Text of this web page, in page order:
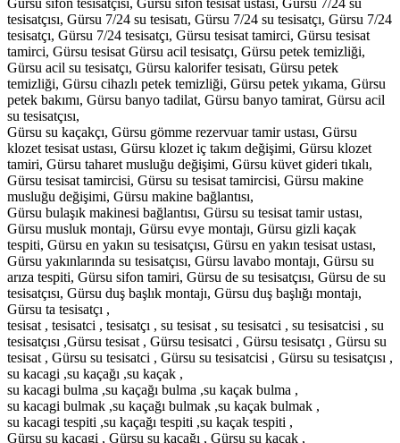
Gürsu sifon tesisatçısı, Gürsu sifon tesisat ustası, Gürsu 7/24 su
tesisatçısı, Gürsu 7/24 su tesisatı, Gürsu 7/24 su tesisatçı, Gürsu 7/24
tesisatçı, Gürsu 7/24 tesisatçı, Gürsu tesisat tamirci, Gürsu tesisat
tamirci, Gürsu tesisat Gürsu acil tesisatçı, Gürsu petek temizliği,
Gürsu acil su tesisatçı, Gürsu kalorifer tesisatı, Gürsu petek
temizliği, Gürsu cihazlı petek temizliği, Gürsu petek yıkama, Gürsu
petek bakımı, Gürsu banyo tadilat, Gürsu banyo tamirat, Gürsu acil
su tesisatçısı,
Gürsu su kaçakçı, Gürsu gömme rezervuar tamir ustası, Gürsu
klozet tesisat ustası, Gürsu klozet iç takım değişimi, Gürsu klozet
tamiri, Gürsu taharet musluğu değişimi, Gürsu küvet gideri tıkalı,
Gürsu tesisat tamircisi, Gürsu su tesisat tamircisi, Gürsu makine
musluğu değişimi, Gürsu makine bağlantısı,
Gürsu bulaşık makinesi bağlantısı, Gürsu su tesisat tamir ustası,
Gürsu musluk montajı, Gürsu evye montajı, Gürsu gizli kaçak
tespiti, Gürsu en yakın su tesisatçısı, Gürsu en yakın tesisat ustası,
Gürsu yakınlarında su tesisatçısı, Gürsu lavabo montajı, Gürsu su
arıza tespiti, Gürsu sifon tamiri, Gürsu de su tesisatçısı, Gürsu de su
tesisatçısı, Gürsu duş başlık montajı, Gürsu duş başlığı montajı,
Gürsu ta tesisatçı ,
tesisat , tesisatci , tesisatçı , su tesisat , su tesisatci , su tesisatcisi , su
tesisatçısı ,Gürsu tesisat , Gürsu tesisatci , Gürsu tesisatçı , Gürsu su
tesisat , Gürsu su tesisatci , Gürsu su tesisatcisi , Gürsu su tesisatçısı ,
su kacagi ,su kaçağı ,su kaçak ,
su kacagi bulma ,su kaçağı bulma ,su kaçak bulma ,
su kacagi bulmak ,su kaçağı bulmak ,su kaçak bulmak ,
su kacagi tespiti ,su kaçağı tespiti ,su kaçak tespiti ,
Gürsu su kacagi , Gürsu su kaçağı , Gürsu su kaçak ,